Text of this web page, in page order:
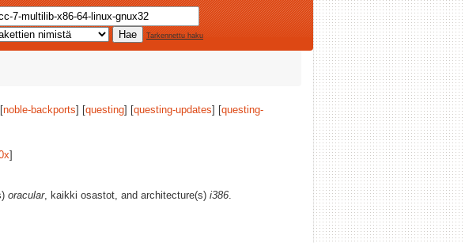
Tarkennettu haku
noble-backports] [questing] [questing-updates] [questing-
]
oracular, kaikki osastot, and architecture(s) i386.